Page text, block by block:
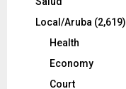
Local/Aruba (2,619)
Health
Economy
Court